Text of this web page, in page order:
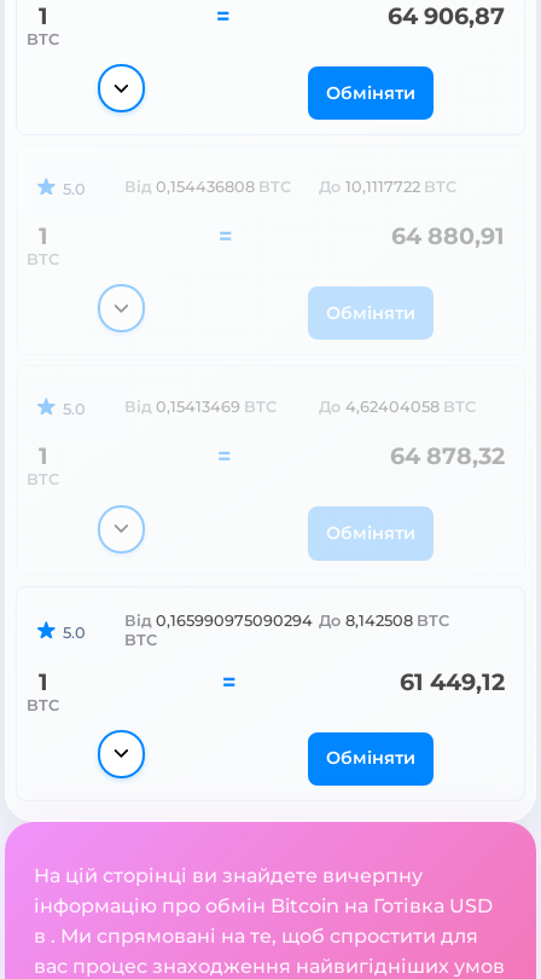
1
BTC
= 64 906,87
Обміняти
5.0 Від 0,154436808 BTC До 10,1117722 BTC
1
BTC
= 64 880,91
Обміняти
5.0 Від 0,15413469 BTC До 4,62404058 BTC
1
BTC
= 64 878,32
Обміняти
5.0
Від 0,165990975090294
BTC
До 8,142508 BTC
1
BTC
= 61 449,12
Обміняти
На цій сторінці ви знайдете вичерпну
інформацію про обмін Bitcoin на Готівка USD
в . Ми спрямовані на те, щоб спростити для
вас процес знаходження найвигідніших умов